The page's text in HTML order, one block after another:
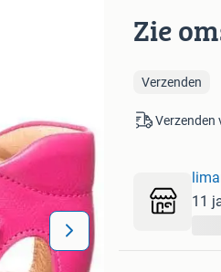
Zie
Verzenden
Verzenden
11